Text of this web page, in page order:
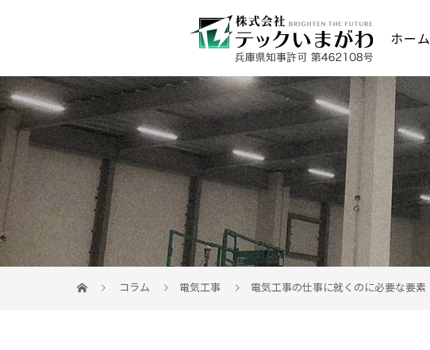
ホーム
コラム 電気工事 電気工事の仕事に就くのに必要な要素